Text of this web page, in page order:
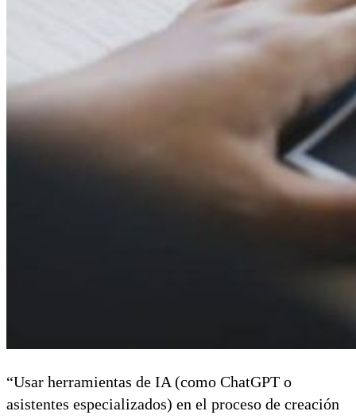
“Usar herramientas de IA (como ChatGPT o
asistentes especializados) en el proceso de creación